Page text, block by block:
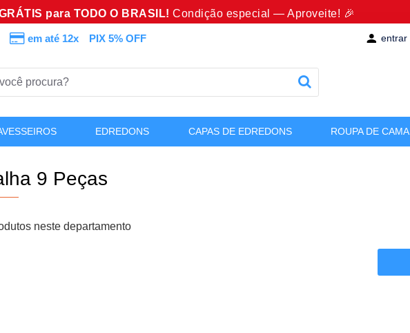
para TODO O BRASIL!Condição especial — Aproveite! 🎉
em até 12x PIX 5% OFF entrar
EDREDONS CAPAS DE EDREDONS ROUPA DE CAMA
9 Peças
neste departamento